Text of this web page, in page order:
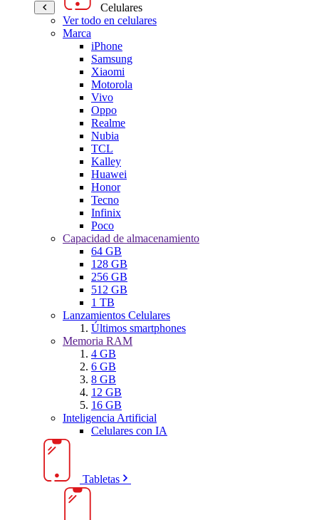
Celulares
Ver todo en celulares
Marca
iPhone
Samsung
Xiaomi
Motorola
Vivo
Oppo
Realme
Nubia
TCL
Kalley
Huawei
Honor
Tecno
Infinix
Poco
Capacidad de almacenamiento
64 GB
128 GB
256 GB
512 GB
1 TB
Lanzamientos Celulares
Últimos smartphones
Memoria RAM
4 GB
6 GB
8 GB
12 GB
16 GB
Inteligencia Artificial
Celulares con IA
Tabletas